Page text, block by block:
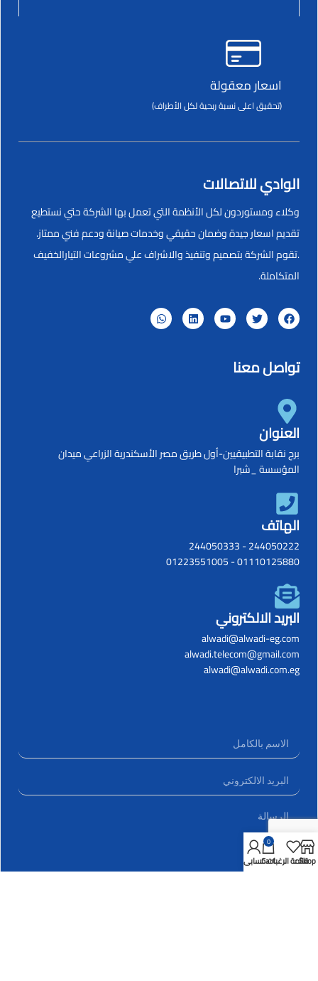
اسعار معقولة
(تحقيق اعلى نسبة ربحية لكل الأطراف)
الوادي للاتصالات
وكلاء ومستوردون لكل الأنظمة التي تعمل بها الشركة حتي نستطيع
تقديم اسعار جيدة وضمان حقيقي وخدمات صيانة ودعم فني ممتاز.
.تقوم الشركة بتصميم وتنفيذ والاشراف علي مشروعات التيارالخفيف
المتكاملة.
تواصل معنا
العنوان
برج نقابة التطبيقيين-أول طريق مصر الأسكندرية الزراعي ميدان
المؤسسة _شبرا
الهاتف
244050222
-
244050333
01110125880
-
01223551005
البريد الالكتروني
alwadi@alwadi-eg.com
alwadi.telecom@gmail.com
alwadi@alwadi.com.eg
Shopقائمة الرغبات
0
Cartحسابي